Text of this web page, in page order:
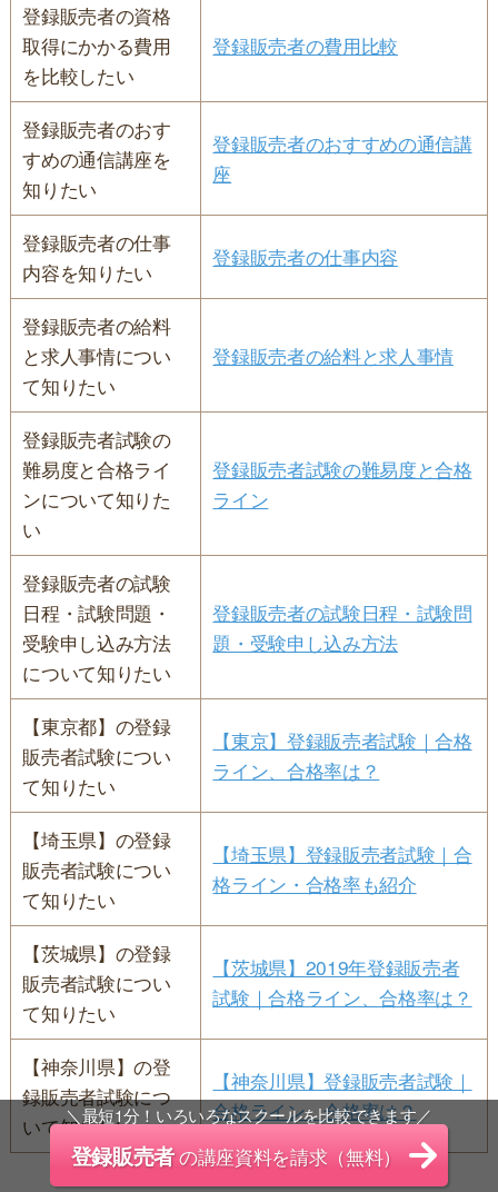
登録販売者の資格
取得にかかる費用
を比較したい
登録販売者の費用比較
登録販売者のおす
すめの通信講座を
知りたい
登録販売者のおすすめの通信講
座
登録販売者の仕事
内容を知りたい
登録販売者の仕事内容
登録販売者の給料
と求人事情につい
て知りたい
登録販売者の給料と求人事情
登録販売者試験の
難易度と合格ライ
ンについて知りた
い
登録販売者試験の難易度と合格
ライン
登録販売者の試験
日程・試験問題・
受験申し込み方法
について知りたい
登録販売者の試験日程・試験問
題・受験申し込み方法
【東京都】の登録
販売者試験につい
て知りたい
【東京】登録販売者試験｜合格
ライン、合格率は？
【埼玉県】の登録
販売者試験につい
て知りたい
【埼玉県】登録販売者試験｜合
格ライン・合格率も紹介
【茨城県】の登録
販売者試験につい
て知りたい
【茨城県】2019年登録販売者
試験｜合格ライン、合格率は？
【神奈川県】の登
録販売者試験につ
いて知りたい
【神奈川県】登録販売者試験｜
合格ライン、合格率は？
＼最短1分！いろいろなスクールを比較できます／
登録販売者の講座資料を請求（無料）